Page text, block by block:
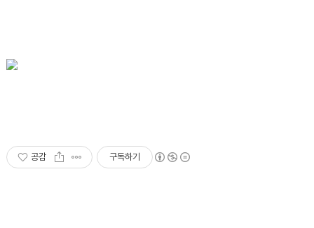
공감 구독하기